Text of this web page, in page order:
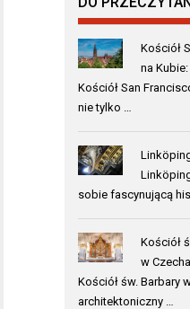
Kościół
na
Kościół San
nie tylko …
sobie fascynującą
Kościół
w
Kościół św. Barbary
architektoniczny …